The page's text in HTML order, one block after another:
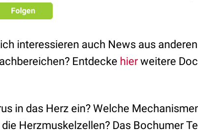
Folgen
interessieren auch News aus
Entdecke hierweitere
in das Herz ein? Welche
Herzmuskelzellen? Das Bochumer